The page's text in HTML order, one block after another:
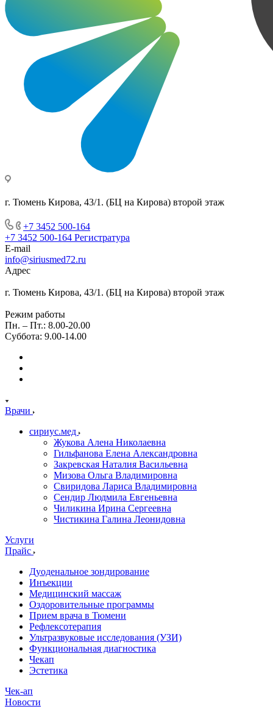
г. Тюмень Кирова, 43/1. (БЦ на Кирова) второй этаж
+7 3452 500-164
+7 3452 500-164 Регистратура
E-mail
info@siriusmed72.ru
Адрес
г. Тюмень Кирова, 43/1. (БЦ на Кирова) второй этаж
Режим работы
Пн. – Пт.: 8.00-20.00
Суббота: 9.00-14.00
Врачи
сириус.мед
Жукова Алена Николаевна
Гильфанова Елена Александровна
Закревская Наталия Васильевна
Мизова Ольга Владимировна
Свиридова Лариса Владимировна
Сендир Людмила Евгеньевна
Чиликина Ирина Сергеевна
Чистикина Галина Леонидовна
Услуги
Прайс
Дуоденальное зондирование
Инъекции
Медицинский массаж
Оздоровительные программы
Прием врача в Тюмени
Рефлексотерапия
Ультразвуковые исследования (УЗИ)
Функциональная диагностика
Чекап
Эстетика
Чек-ап
Новости